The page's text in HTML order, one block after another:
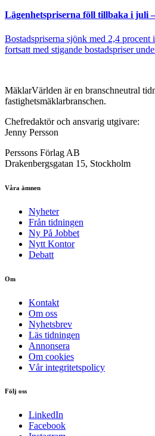
Lägenhetspriserna föll tillbaka i juli
Bostadspriserna sjönk med 2,4
fortsatt med stigande bostadspriser
MäklarVärlden är en branschneutral
fastighetsmäklarbranschen.
Chefredaktör och ansvarig utgivare:
Jenny Persson
Perssons Förlag AB
Drakenbergsgatan 15, Stockholm
Våra ämnen
Nyheter
Från tidningen
Ny På Jobbet
Nytt Kontor
Debatt
Om
Kontakt
Om oss
Nyhetsbrev
Läs tidningen
Annonsera
Om cookies
Vår integritetspolicy
Följ oss
LinkedIn
Facebook